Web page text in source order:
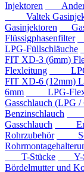
Injektoren
Andere
Valtek
Gasinjektoren
Flüssigphasenfilter
LPG-Füllschläuche
FIT XD-3 (6mm)
Flexleitung
LPG-
FIT XD-6 (12mm)
6mm
LPG-
Gasschlauch (LPG
Benzinschlauch
Gasschlauch
Rohrzubehör
T-Stücke
Y-
Bördelmutter und